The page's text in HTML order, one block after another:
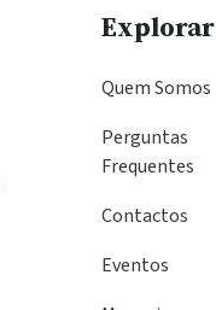
Explorar
Quem Somos
Perguntas
Frequentes
Contactos
Eventos